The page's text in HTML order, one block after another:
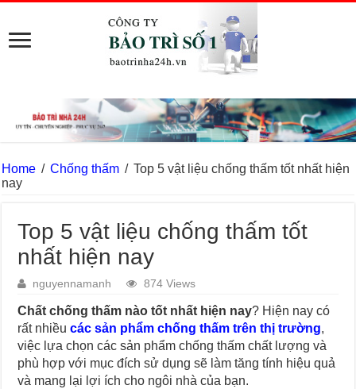
Home / Chống thấm / Top 5 vật liệu chống thấm tốt nhất hiện
nay
Top 5 vật liệu chống thấm tốt
nhất hiện nay
nguyennamanh 874 Views
Chất chống thấm nào tốt nhất hiện nay? Hiện nay có
rất nhiềucác sản phẩm chống thấm trên thị trường,
việc lựa chọn các sản phẩm chống thấm chất lượng và
phù hợp với mục đích sử dụng sẽ làm tăng tính hiệu quả
và mang lại lợi ích cho ngôi nhà của bạn.